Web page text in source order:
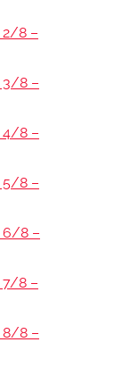
2/8 –
3/8 –
4/8 –
5/8 –
6/8 –
7/8 –
8/8 –